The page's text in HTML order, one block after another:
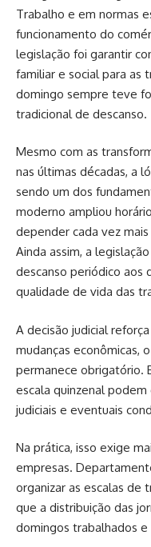
Trabalho e em normas
funcionamento do
legislação foi garantir
familiar e social para as
domingo sempre teve
tradicional de descanso.
Mesmo com as
nas últimas décadas, a
sendo um dos
moderno ampliou
depender cada vez
Ainda assim, a
descanso periódico aos
qualidade de vida das
A decisão judicial
mudanças econômicas,
permanece obrigatório.
escala quinzenal
judiciais e eventuais
Na prática, isso exige
empresas.
organizar as escalas de
que a distribuição das
domingos trabalhados